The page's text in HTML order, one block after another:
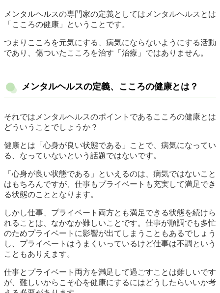
メンタルヘルスの専門家の定義としてはメンタルヘルスとは
「こころの健康」ということです。
つまりこころを元気にする、病気にならないようにする活動
であり、傷ついたこころを治す「治療」ではありません。
メンタルヘルスの定義、こころの健康とは？
それではメンタルヘルスのポイントであるこころの健康とは
どういうことでしょうか？
健康とは「心身が良い状態である」ことで、病気になってい
る、なっていないという話題ではないです。
「心身が良い状態である」といえるのは、病気ではないこと
はもちろんですが、仕事もプライベートも充実して満足でき
る状態のこととなります。
しかし仕事、プライベート両方とも満足できる状態を続けら
れることは、なかなか難しいことです。仕事が順調でも多忙
のためプライベートに影響が出てしまうこともあるでしょう
し、プライベートはうまくいっているけど仕事は不調という
こともありえます。
仕事とプライベート両方を満足して過ごすことは難しいです
が、難しいからこそ心を健康にするにはどうしたらいいか考